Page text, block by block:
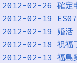
2012-02-26 確定
2012-02-19
2012-02-19 婚活
2012-02-18 祝福
2012-02-13 福島